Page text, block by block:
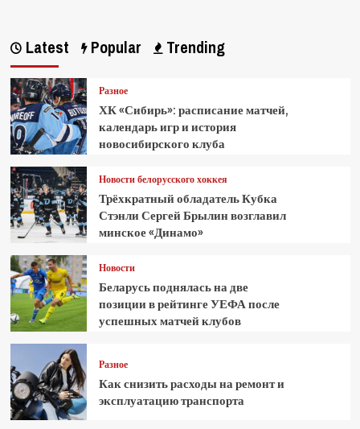
Latest Popular Trending
Разное
ХК «Сибирь»: расписание матчей,
календарь игр и история
новосибирского клуба
Новости белорусского хоккея
Трёхкратный обладатель Кубка
Стэнли Сергей Брылин возглавил
минское «Динамо»
Новости
Беларусь поднялась на две
позиции в рейтинге УЕФА после
успешных матчей клубов
Разное
Как снизить расходы на ремонт и
эксплуатацию транспорта